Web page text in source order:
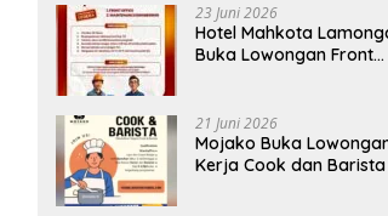
23 Juni 2026
Hotel Mahkota
Buka Lowongan Front
Syaratnya
21 Juni 2026
Mojako Buka
Kerja Cook dan